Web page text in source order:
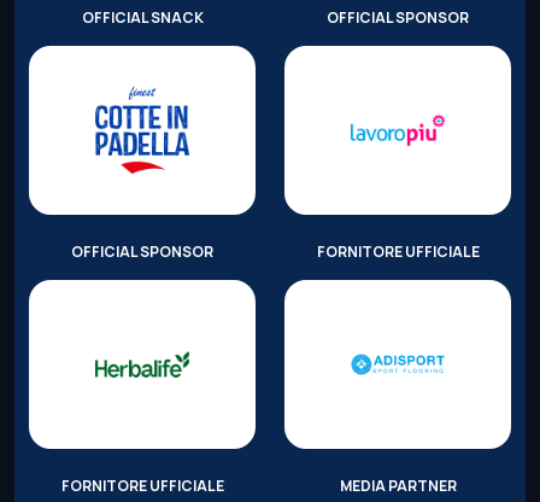
OFFICIAL SNACK OFFICIAL SPONSOR
OFFICIAL SPONSOR FORNITORE UFFICIALE
FORNITORE UFFICIALE MEDIA PARTNER